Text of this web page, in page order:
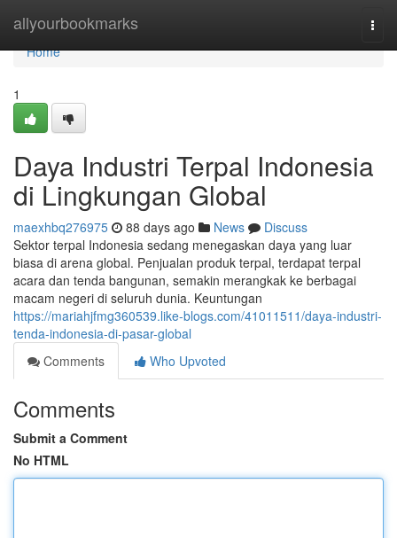
allyourbookmarks
Home
Home
1
Daya Industri Terpal Indonesia
di Lingkungan Global
maexhbq276975 88 days ago News
Discuss
Sektor terpal Indonesia sedang menegaskan daya yang luar
biasa di arena global. Penjualan produk terpal, terdapat terpal
acara dan tenda bangunan, semakin merangkak ke berbagai
macam negeri di seluruh dunia. Keuntungan
https://mariahjfmg360539.like-blogs.com/41011511/daya-industri-
tenda-indonesia-di-pasar-global
Comments
Who Upvoted
Comments
Submit a Comment
No HTML